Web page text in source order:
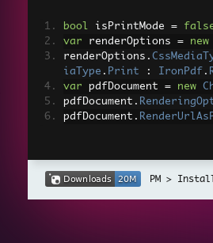
bool isPrintMode =
var renderOptions = new
renderOptions .
iaType . Print : IronPdf .
var pdfDocument = new
pdfDocument .
pdfDocument .